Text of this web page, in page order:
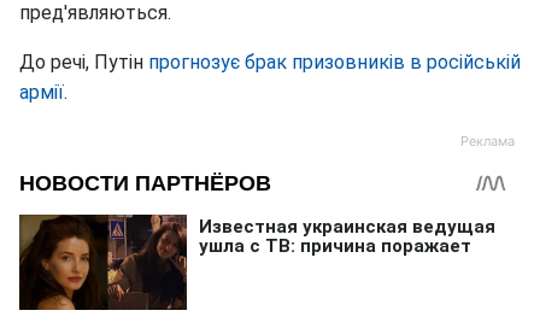
пред'являються.
До речі, Путін прогнозує брак призовників в російській
армії.